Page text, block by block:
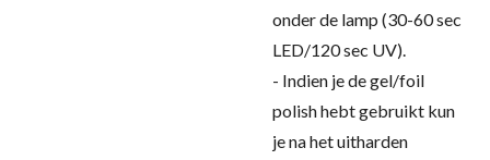
onder de lamp (30-60 sec
LED/120 sec UV).
- Indien je de gel/foil
polish hebt gebruikt kun
je na het uitharden